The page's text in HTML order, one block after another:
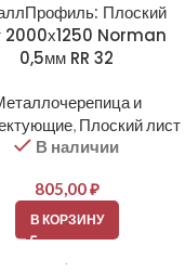
Плоский
2000х1250 Norman
0,5мм RR 32
и
, Плоский лист
В наличии
805,00₽
В КОРЗИНУ